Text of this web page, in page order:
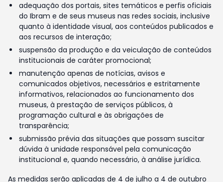
adequação dos portais, sites temáticos e perfis oficiais
do Ibram e de seus museus nas redes sociais, inclusive
quanto à identidade visual, aos conteúdos publicados e
aos recursos de interação;
suspensão da produção e da veiculação de conteúdos
institucionais de caráter promocional;
manutenção apenas de notícias, avisos e
comunicados objetivos, necessários e estritamente
informativos, relacionados ao funcionamento dos
museus, à prestação de serviços públicos, à
programação cultural e às obrigações de
transparência;
submissão prévia das situações que possam suscitar
dúvida à unidade responsável pela comunicação
institucional e, quando necessário, à análise jurídica.
As medidas serão aplicadas de 4 de julho a 4 de outubro